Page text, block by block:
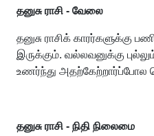
தனுசு ராசி - வேலை
தனுசு ராசிக்
இருக்கும். வல்லவனுக்கு
உணர்ந்து அதற்கேற்றார்ப்போல
தனுசு ராசி - நிதி நிலைமை